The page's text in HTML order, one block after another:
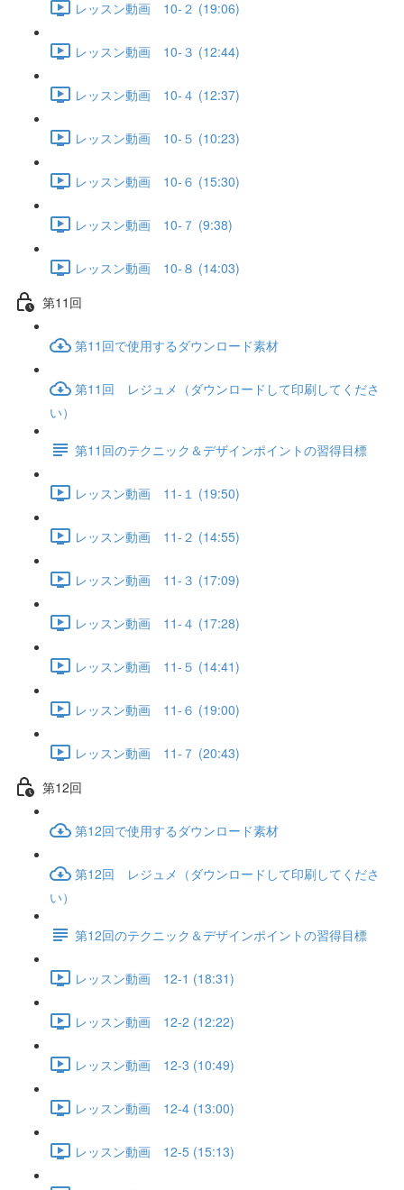
レッスン動画 10-２ (19:06)
レッスン動画 10-３ (12:44)
レッスン動画 10-４ (12:37)
レッスン動画 10-５ (10:23)
レッスン動画 10-６ (15:30)
レッスン動画 10-７ (9:38)
レッスン動画 10-８ (14:03)
第11回
第11回で使用するダウンロード素材
第11回 レジュメ（ダウンロードして印刷してくださ
い）
第11回のテクニック＆デザインポイントの習得目標
レッスン動画 11-１ (19:50)
レッスン動画 11-２ (14:55)
レッスン動画 11-３ (17:09)
レッスン動画 11-４ (17:28)
レッスン動画 11-５ (14:41)
レッスン動画 11-６ (19:00)
レッスン動画 11-７ (20:43)
第12回
第12回で使用するダウンロード素材
第12回 レジュメ（ダウンロードして印刷してくださ
い）
第12回のテクニック＆デザインポイントの習得目標
レッスン動画 12-1 (18:31)
レッスン動画 12-2 (12:22)
レッスン動画 12-3 (10:49)
レッスン動画 12-4 (13:00)
レッスン動画 12-5 (15:13)